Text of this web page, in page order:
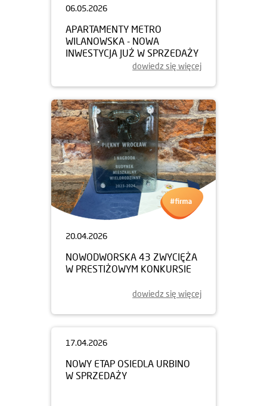
06.05.2026
APARTAMENTY METRO
WILANOWSKA - NOWA
INWESTYCJA JUŻ W SPRZEDAŻY
dowiedz się więcej
20.04.2026
NOWODWORSKA 43 ZWYCIĘŻA
W PRESTIŻOWYM KONKURSIE
dowiedz się więcej